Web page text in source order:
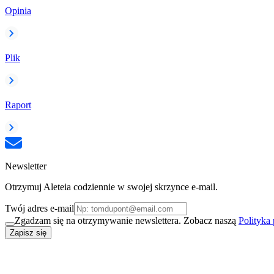
Opinia
Plik
Raport
Newsletter
Otrzymuj Aleteia codziennie w swojej skrzynce e-mail.
Twój adres e-mail
Zgadzam się na otrzymywanie newslettera. Zobacz naszą Polityka
Zapisz się